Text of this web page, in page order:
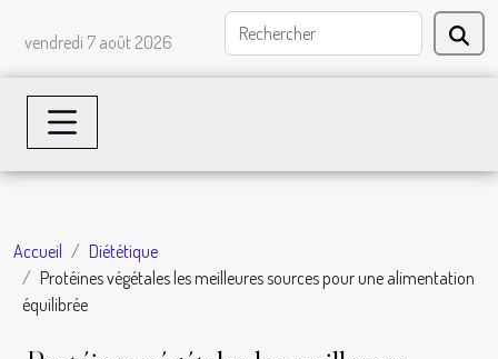
vendredi 7 août 2026
Accueil
Diététique
Protéines végétales les meilleures sources pour une alimentation
équilibrée